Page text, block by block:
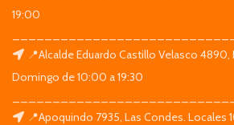
19:00
📍Alcalde Eduardo Castillo Velasco 4890,
Domingo de 10:00 a 19:30
📍Apoquindo 7935, Las Condes. Locales